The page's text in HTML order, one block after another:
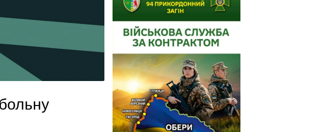
за обвинувачен...